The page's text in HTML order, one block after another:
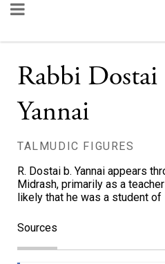
Rabbi
Yannai
TALMUDIC FIGURES
R. Dostai b. Yannai appears
Midrash, primarily as a
likely that he was a student of
Sources